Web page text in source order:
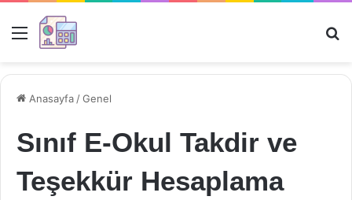
Menü
Anasayfa /Genel
Sınıf E-Okul Takdir ve
Teşekkür Hesaplama